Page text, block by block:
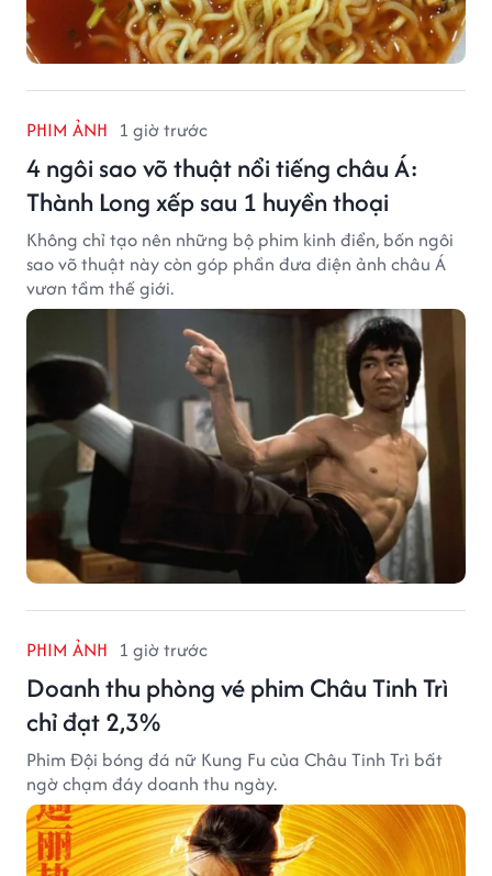
PHIM ẢNH 1 giờ trước
4 ngôi sao võ thuật nổi tiếng châu Á:
Thành Long xếp sau 1 huyền thoại
Không chỉ tạo nên những bộ phim kinh điển, bốn ngôi
sao võ thuật này còn góp phần đưa điện ảnh châu Á
vươn tầm thế giới.
PHIM ẢNH 1 giờ trước
Doanh thu phòng vé phim Châu Tinh Trì
chỉ đạt 2,3%
Phim Đội bóng đá nữ Kung Fu của Châu Tinh Trì bất
ngờ chạm đáy doanh thu ngày.